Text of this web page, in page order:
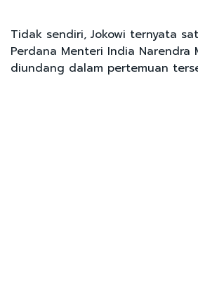
Tidak sendiri, Jokowi ternyata
Perdana Menteri India Narendra
diundang dalam pertemuan